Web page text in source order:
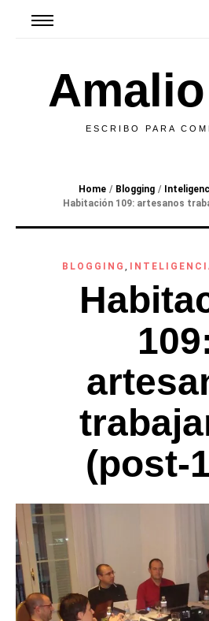
ESCRIBO PARA
Home / Blogging /
Habitación 109: artesanos
BLOGGING,
(post-